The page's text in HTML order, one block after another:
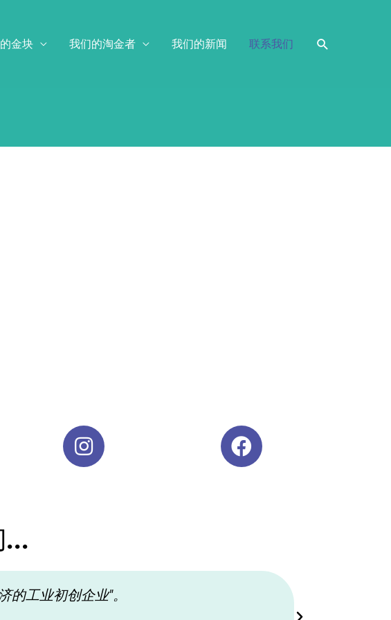
金块 我们的淘金者 我们的新闻 联系我们
的工业初创企业"。